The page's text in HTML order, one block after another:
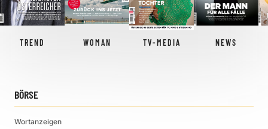
TREND WOMAN TV-MEDIA NEWS
BÖRSE
Wortanzeigen